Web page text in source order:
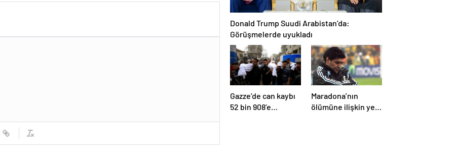
Donald Trump Suudi Arabistan’da:
Görüşmelerde uyukladı
Gazze’de can kaybı
52 bin 908’e
Maradona’nın
ölümüne ilişkin yeni